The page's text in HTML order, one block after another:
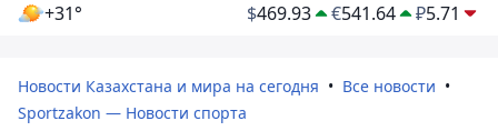
+31° $469.93 €541.64 ₽5.71
Новости Казахстана и мира на сегодня
Все новости
Sportzakon — Новости спорта